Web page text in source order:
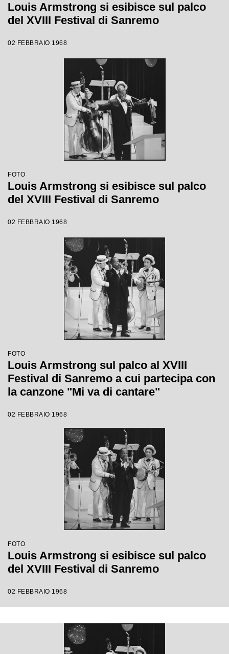
Louis Armstrong si esibisce sul palco
del XVIII Festival di Sanremo
02 FEBBRAIO 1968
FOTO
Louis Armstrong si esibisce sul palco
del XVIII Festival di Sanremo
02 FEBBRAIO 1968
FOTO
Louis Armstrong sul palco al XVIII
Festival di Sanremo a cui partecipa con
la canzone "Mi va di cantare"
02 FEBBRAIO 1968
FOTO
Louis Armstrong si esibisce sul palco
del XVIII Festival di Sanremo
02 FEBBRAIO 1968